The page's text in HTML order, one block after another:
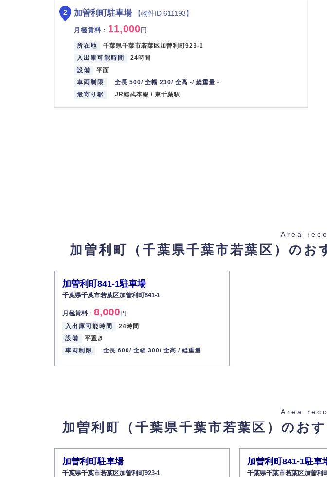
加曽利町駐車場 【物件ID 611193】
月極賃料 ： 11,000 円
所在地
千葉県千葉市若葉区加曽利町923-1
入出庫可能時間
24時間
設備
平面
車両制限
全長 500/ 全幅 230/ 全高 -/ 総重量 -
最寄り駅
JR総武本線 / 東千葉駅
2
Area
加曽利町（千葉県千葉市若葉区）のお
加曽利町841-1駐車場
千葉県千葉市若葉区加曽利町841-1
月極賃料： 8,000円
入出庫可能時間
24時間
設備
平置き
車両制限
全長 600/ 全幅 300/ 全高 / 総重量
Area
加曽利町（千葉県千葉市若葉区）のお
加曽利町駐車場
千葉県千葉市若葉区加曽利町923-1
加曽利町841-1駐車
千葉県千葉市若葉区加曽利